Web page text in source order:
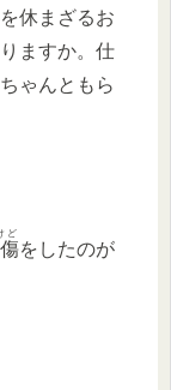
休まざるお
ますか。仕
ゃんともら
ど
をしたのが